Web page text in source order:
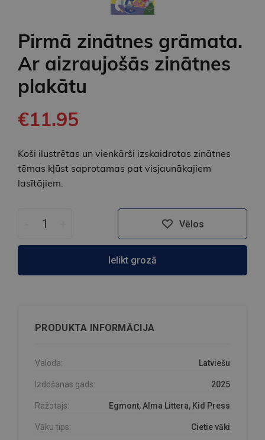
Pirmā zinātnes grāmata.
Ar aizraujošās zinātnes
plakātu
€11.95
Koši ilustrētas un vienkārši izskaidrotas zinātnes
tēmas kļūst saprotamas pat visjaunākajiem
lasītājiem.
Vēlos
Ielikt grozā
PRODUKTA INFORMĀCIJA
Valoda: Latviešu
Izdošanas gads: 2025
Ražotājs: Egmont, Alma Littera, Kid Press
Vāku tips: Cietie vāki